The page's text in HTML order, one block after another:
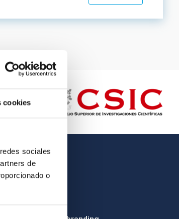
cookies
sociales
de
o
OTHER LINKS
Tenders